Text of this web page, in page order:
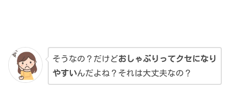
そうなの？だけどおしゃぶりってクセになり
やすいんだよね？それは大丈夫なの？